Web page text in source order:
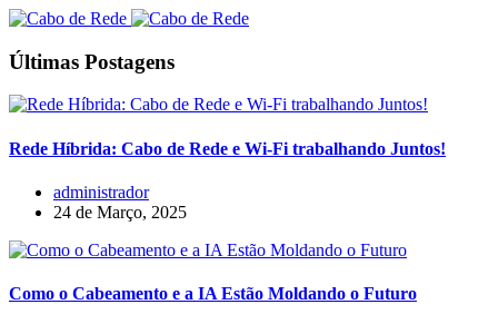
Últimas Postagens
Rede Híbrida: Cabo de Rede e Wi-Fi trabalhando Juntos!
administrador
24 de Março, 2025
Como o Cabeamento e a IA Estão Moldando o Futuro